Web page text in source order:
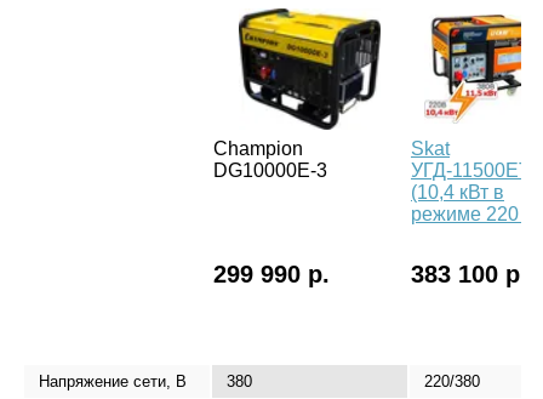
Champion
DG10000E-3
Skat
УГД-11500EТ
(10,4 кВт в
режиме 220 В)
299 990 р. 383 100 р.
Напряжение сети, В 380
220/380